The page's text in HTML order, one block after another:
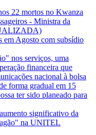
22 mortos no Kwanza
- Ministra da
em Agosto com subsídio
nos serviços, uma
financeira que
nacional à bolsa
forma gradual em 15
ter sido planeado para
significativo da
na UNITEL